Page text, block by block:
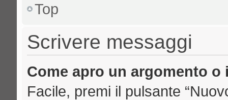
Top
Scrivere messaggi
Come apro un argomento
Facile, premi il pulsante